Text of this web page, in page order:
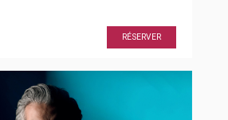
RÉSERVER